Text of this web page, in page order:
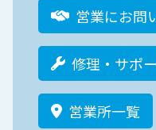
営業にお問
修理・サポ
営業所一覧